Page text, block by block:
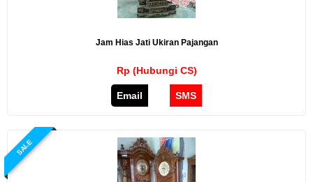
Jam Hias Jati Ukiran Pajangan
Rp (Hubungi CS)
Email SMS
SALE